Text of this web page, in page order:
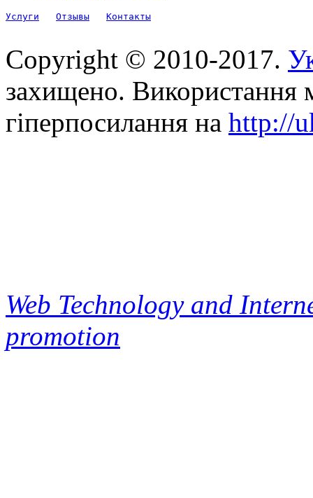
Услуги Отзывы Контакты
Copyright © 2010-2017.
захищено. Використання
гіперпосилання на http://
Web Technology and
promotion